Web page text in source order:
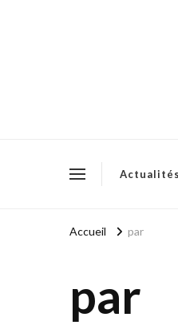
Accueil par
par